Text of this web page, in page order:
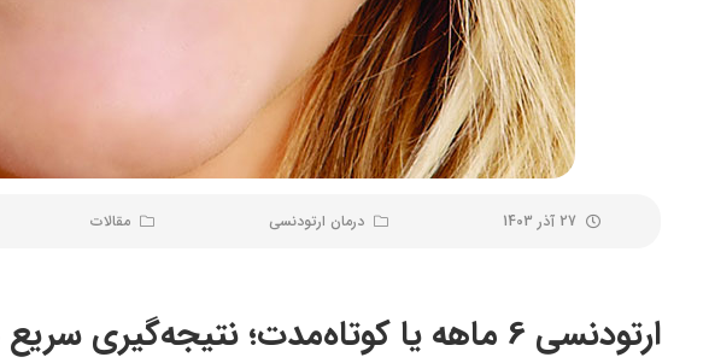
27 آذر 1403 درمان ارتودنسی مقالات
ارتودنسی 6 ماهه یا کوتاه‌مدت؛ نتیجه‌گیری سریع برای لبخندی بهتر